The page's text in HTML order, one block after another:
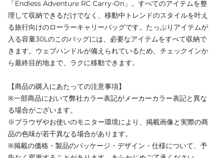
「Endless Adventure RC Carry-On」。すべてのアイテムを整
理して収納できるだけでなく、移動中トレンドのスタイルを叶え
る旅行向けのローラーキャリーバッグです。たっぷりアイテムが
入る容量30Lのこのバッグには、必要なアイテムをすべて収納で
きます。ウェブハンドルが備えられているため、チェックインか
ら最終目的地まで、ラクに移動できます。
【商品の購入にあたっての注意事項】
※一部商品において弊社カラー表記がメーカーカラー表記と異な
る場合がございます。
※ブラウザやお使いのモニター環境により、掲載画像と実際の商
品の色味が若干異なる場合があります。
※掲載の価格・製品のパッケージ・デザイン・仕様について、予